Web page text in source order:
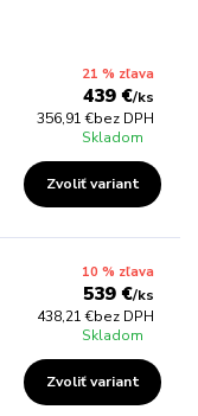
21 % zľava
439 €/ks
356,91 €bez DPH
Skladom
Zvoliť variant
10 % zľava
539 €/ks
438,21 €bez DPH
Skladom
Zvoliť variant